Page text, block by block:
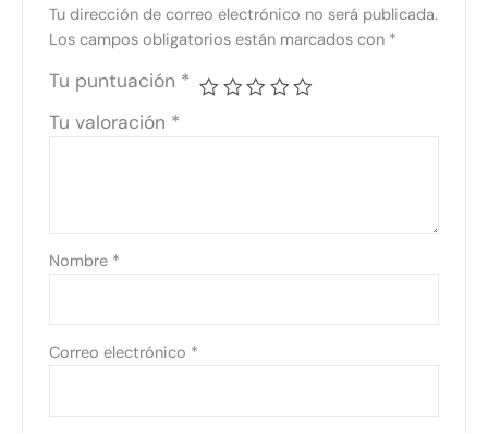
Tu dirección de correo electrónico no será publicada.
Los campos obligatorios están marcados con *
Tu puntuación *
Tu valoración *
Nombre *
Correo electrónico *